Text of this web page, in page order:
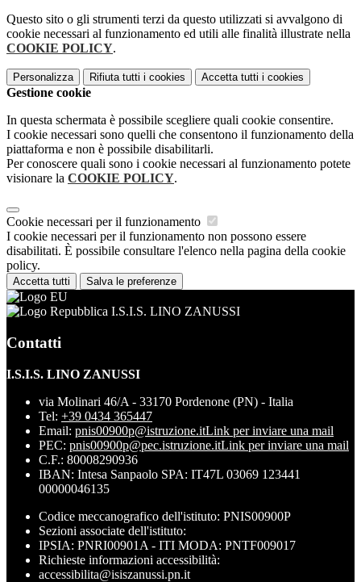
Questo sito o gli strumenti terzi da questo utilizzati si avvalgono di
cookie necessari al funzionamento ed utili alle finalità illustrate nella
COOKIE POLICY.
Personalizza Rifiuta tutti i cookies Accetta tutti i cookies
Gestione cookie
In questa schermata è possibile scegliere quali cookie consentire.
I cookie necessari sono quelli che consentono il funzionamento della
piattaforma e non è possibile disabilitarli.
Per conoscere quali sono i cookie necessari al funzionamento potete
visionare la COOKIE POLICY.
Cookie necessari per il funzionamento
I cookie necessari per il funzionamento non possono essere
disabilitati. È possibile consultare l'elenco nella pagina della cookie
policy.
Accetta tutti Salva le preferenze
I.S.I.S. LINO ZANUSSI
Contatti
I.S.I.S. LINO ZANUSSI
via Molinari 46/A - 33170 Pordenone (PN) - Italia
Tel: +39 0434 365447
Email: pnis00900p@istruzione.itLink per inviare una mail
PEC: pnis00900p@pec.istruzione.itLink per inviare una mail
C.F.: 80008290936
IBAN: Intesa Sanpaolo SPA: IT47L 03069 123441
00000046135
Codice meccanografico dell'istituto: PNIS00900P
Sezioni associate dell'istituto:
IPSIA: PNRI00901A - ITI MODA: PNTF009017
Richieste informazioni accessibilità:
accessibilita@isiszanussi.pn.it